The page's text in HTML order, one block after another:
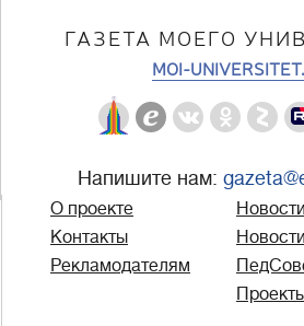
ГАЗЕТА МОЕГО
MOI-
Напишите нам:
О проекте
Контакты
Рекламодателям